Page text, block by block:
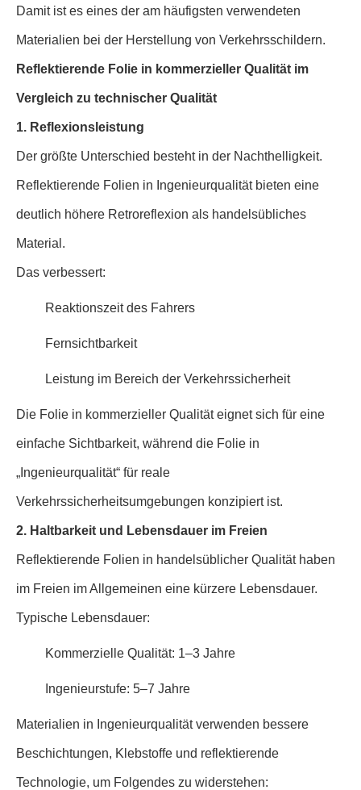
Damit ist es eines der am häufigsten verwendeten
Materialien bei der Herstellung von Verkehrsschildern.
Reflektierende Folie in kommerzieller Qualität im
Vergleich zu technischer Qualität
1. Reflexionsleistung
Der größte Unterschied besteht in der Nachthelligkeit.
Reflektierende Folien in Ingenieurqualität bieten eine
deutlich höhere Retroreflexion als handelsübliches
Material.
Das verbessert:
Reaktionszeit des Fahrers
Fernsichtbarkeit
Leistung im Bereich der Verkehrssicherheit
Die Folie in kommerzieller Qualität eignet sich für eine
einfache Sichtbarkeit, während die Folie in
„Ingenieurqualität“ für reale
Verkehrssicherheitsumgebungen konzipiert ist.
2. Haltbarkeit und Lebensdauer im Freien
Reflektierende Folien in handelsüblicher Qualität haben
im Freien im Allgemeinen eine kürzere Lebensdauer.
Typische Lebensdauer:
Kommerzielle Qualität: 1–3 Jahre
Ingenieurstufe: 5–7 Jahre
Materialien in Ingenieurqualität verwenden bessere
Beschichtungen, Klebstoffe und reflektierende
Technologie, um Folgendes zu widerstehen: